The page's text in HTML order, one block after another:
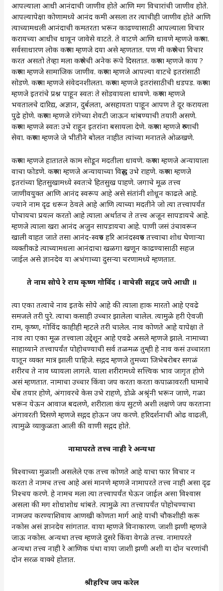
आपल्याला आधी आनंदाची जाणीव होते आणि मग विचारांची जाणीव होते.
आपल्यापेक्षा कोणामध्ये आनंद कमी असला तर त्याचीही जाणीव होते आणि
त्याच्यामधली आनंदाची कमतरता भरून काढण्यासाठी आपल्याला विचार
करायच्या आधीच धावून जावेसे वाटते. ते वाटणे आणि धावणे म्हणजे करुणा.
सर्वसाधारण लोक करुणा म्हणजे दया असे म्हणतात. पण मी करुणेचा विचार
करत असतो तेव्हा मला करुणेची अनेक रूपे दिसतात. करुणा म्हणजे काय ?
करुणा म्हणजे सामाजिक जाणीव. करुणा म्हणजे आपल्या वाटचे इतरांसाठी
सोडणे. करुणा म्हणजे संवेदनशीलता. करुणा म्हणजे इतरांसाठीची धडपड. करुणा
म्हणजे इतरांचे प्रश्न पाहून स्वतः ते सोडवायला धावणे. करुणा म्हणजे
भवतालचे दारिद्य, अज्ञान, दुर्बलता, असहायता पाहून आपण ते दूर करायला
पुढे होणे. करुणा म्हणजे रांगेच्या शेवटी जाऊन थांबण्याची तयारी असणे.
करुणा म्हणजे स्वतः उभे राहून इतरांना बसायला देणे. करुणा म्हणजे रुग्णाची
सेवा. करुणा म्हणजे जे भीतीने बोलत नाहीत त्यांच्या मनातले ओळखणे.
करुणा म्हणजे हातातले काम सोडून मदतीला धावणे. करुणा म्हणजे अन्यायाला
वाचा फोडणे. करुणा म्हणजे अन्यायाच्या विरुद्ध उभे राहणे. करुणा म्हणजे
इतरांच्या हितसुखामध्ये स्वतःचे हितसुख पाहणे. जगाचे मूळ तत्त्व
जाणीवयुक्त आणि आनंद स्वरूप आहे असे संतांनी शोधून काढले आहे.
ज्याने नाम दृढ धरून ठेवले आहे आणि त्याच्या मदतीने जो त्या तत्त्वापर्यंत
पोचायचा प्रयत्न करतो आहे त्याला अर्थातच ते तत्त्व अजून सापडायचे आहे.
म्हणजे त्याला खरा आनंद अजुन सापडायचा आहे. पाणी जसं उंचावरून
खाली वाहत जाते तसा आनंद-स्वरुप हरि आनंदस्वरुप तत्त्वाचा शोध घेणाऱ्या
व्यक्तीकडे त्याच्यामधला आनंदाचा खळगा खणून काढण्यासाठी सहज
जाईल असे ज्ञानदेव या अभंगाच्या दुसऱ्या चरणामध्ये म्हणतात.
ते नाम सोपे रे राम कृष्ण गोविंद । वाचेसी सद्गद जपे आधी ॥
त्या एका तत्वाचे नाव इतके सोपे आहे की त्याला हाक मारतो आहे एवढे
समजले तरी पुरे. त्याचा कसाही उच्चार झालेला चालेल. त्यामुळे हरी ऐवजी
राम, कृष्ण, गोविंद काहीही म्हटले तरी चालेल. नाव कोणते आहे यापेक्षा ते
नाव त्या एका मूळ तत्त्वाला उद्देशून आहे एवढे असले म्हणजे झाले. नामाच्या
साहाय्याने तत्त्वापर्यंत पोहोचण्याची सर्व तळमळ तुम्ही हे नाव कसं उच्चारता
यातून व्यक्त मात्र झाली पाहिजे. सद्गद म्हणजे तुमच्या जिभेबरोबर सगळं
शरीरच ते नाव घ्यायला लागले. याला शरीरामध्ये सत्त्विक भाव जागृत होणे
असं म्हणतात. नामाचा उच्चार किंवा जप करता करता कपाळावरती घामाचे
थेंब तयार होणे, अंगावरचे केस उभे राहणे, डोळे अश्रृंनी भरून जाणे, गळा
भरून येऊन आवाज बदलणे, शरीराला कंप सुटणे अशी लक्षणे जप करताना
अंगावरती दिसणे म्हणजे सद्गद होऊन जप करणे. हरिदर्शनाची ओढ वाढली,
त्यामुळे व्याकुळता आली की वाणी सद्गद होते.
नामापरते तत्त्व नाही रे अन्यथा
विश्वाच्या मुळाशी असलेले एक तत्त्व कोणते आहे याचा फार विचार न
करता ते नामच तत्त्व आहे असं मानणे म्हणजे नामापरते तत्त्व नाही असा दृढ
निश्चय करणे. हे नामच मला त्या तत्त्वापर्यंत घेऊन जाईल असा विश्वास
असला की मग शोधाशोध थांबते. त्यामुळे त्या तत्त्वापर्यंत पोहोचण्याचा
नामजप करण्याशिवाय आणखी कोणता मार्ग आहे याची चौकशीही करू
नकोस असं ज्ञानदेव सांगतात. वाया म्हणजे विनाकारण. जाशी झणी म्हणजे
जाऊ नकोस. अन्यथा तत्त्व म्हणजे दुसरे किंवा वेगळे तत्त्व. नामापरते
अन्यथा तत्त्व नाही रे आणिक पंथा वाया जाशी झणी अशी या दोन चरणांची
दोन सरळ वाक्ये होतात.
श्रीहरिच जप करेल